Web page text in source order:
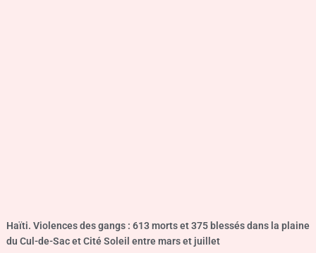
Haïti. Violences des gangs : 613 morts et 375 blessés dans la plaine
du Cul-de-Sac et Cité Soleil entre mars et juillet